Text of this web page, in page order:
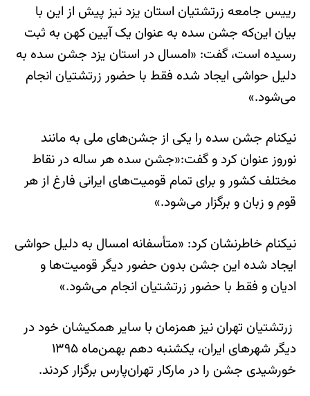
رییس جامعه زرتشتیان استان یزد نیز پیش از این با
بیان این‌که جشن سده به عنوان یک آیین کهن به ثبت
رسیده است، گفت: «امسال در استان یزد جشن سده به
دلیل حواشی ایجاد شده فقط با حضور زرتشتیان انجام
می‌شود.»
نیکنام جشن سده را یکی از جشن‌های ملی به مانند
نوروز عنوان کرد و گفت:«جشن سده هر ساله در نقاط
مختلف کشور و برای تمام قومیت‌های ایرانی فارغ از هر
قوم و زبان و برگزار می‌شود.»
نیکنام خاطرنشان کرد: «متأسفانه امسال به دلیل حواشی
ایجاد شده این جشن بدون حضور دیگر قومیت‌ها و
ادیان و فقط با حضور زرتشتیان انجام می‌شود.»
زرتشتیان تهران نیز همزمان با سایر همکیشان خود در
دیگر شهرهای ایران، یکشنبه دهم بهمن‌ماه ۱۳۹۵
خورشیدی جشن را در مارکار تهران‌پارس برگزار کردند.